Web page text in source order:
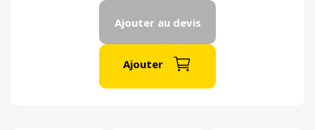
Ajouter au devis
Ajouter